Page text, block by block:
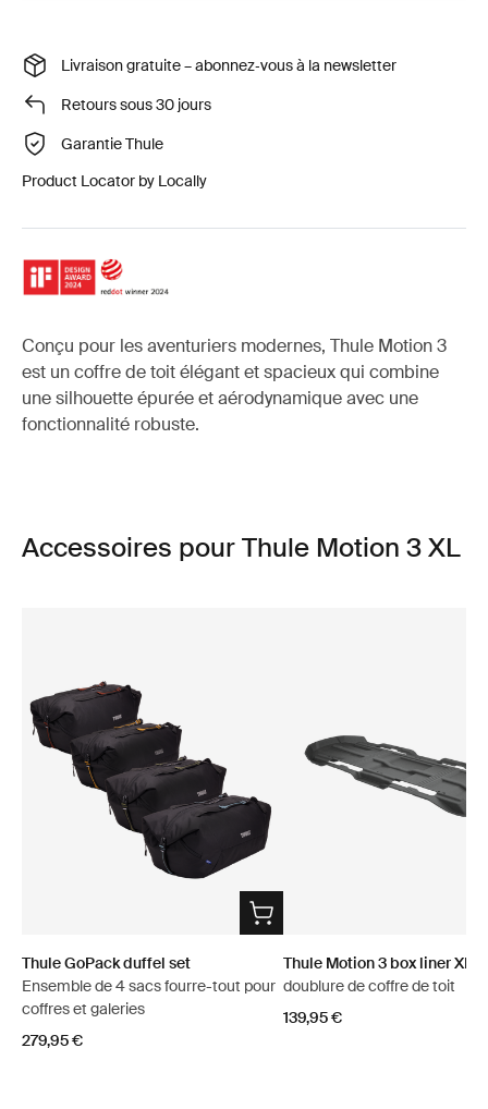
Livraison gratuite – abonnez‑vous à la newsletter
Retours sous 30 jours
Garantie Thule
Product Locator by Locally
Conçu pour les aventuriers modernes, Thule Motion 3
est un coffre de toit élégant et spacieux qui combine
une silhouette épurée et aérodynamique avec une
fonctionnalité robuste.
Accessoires pour Thule Motion 3 XL
Thule GoPack duffel set
Ensemble de 4 sacs fourre-tout pour
coffres et galeries
279,95 €
Thule Motion 3 box liner XL/
doublure de coffre de toit
139,95 €